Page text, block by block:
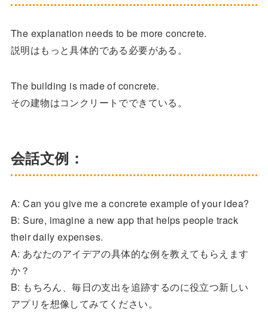
The explanation needs to be more concrete.
説明はもっと具体的である必要がある。
The building is made of concrete.
その建物はコンクリートでできている。
会話文例：
A: Can you give me a concrete example of your idea?
B: Sure, imagine a new app that helps people track
their daily expenses.
A: あなたのアイデアの具体的な例を教えてもらえます
か？
B: もちろん、毎日の支出を追跡するのに役立つ新しい
アプリを想像してみてください。